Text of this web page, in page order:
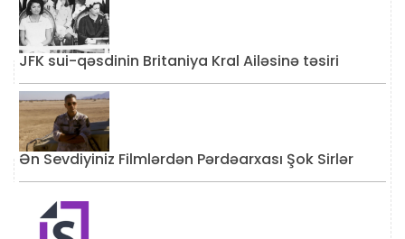
JFK sui-qəsdinin Britaniya Kral Ailəsinə təsiri
Ən Sevdiyiniz Filmlərdən Pərdəarxası Şok Sirlər